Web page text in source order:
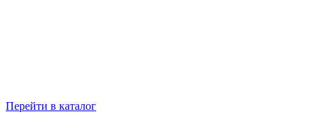
Перейти в каталог